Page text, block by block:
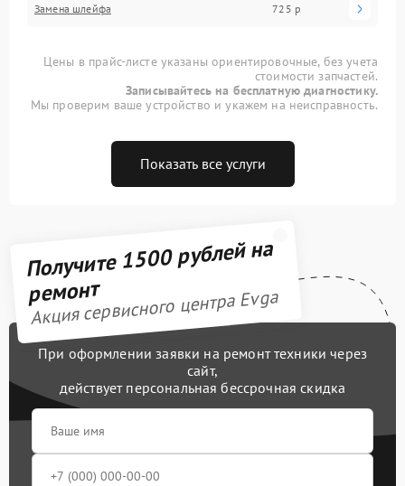
Замена шлейфа 725 р
Цены в прайс-листе указаны ориентировочные, без учета
стоимости запчастей.
Записывайтесь на бесплатную диагностику.
Мы проверим ваше устройство и укажем на неисправность.
Показать все услуги
Получите 1500 рублей на
ремонт
Акция сервисного центра Evga
При оформлении заявки на ремонт техники через
сайт,
действует персональная бессрочная скидка